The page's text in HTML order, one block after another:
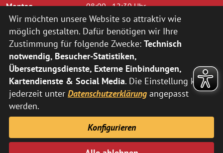
Montag
08:00 - 12:30 Uhr
Dienstag
08.00 - 12.30 Uhr und 14.00 - 16.00
Uhr
Mittwoch
08.00 - 12.30 Uhr
Donnerstag
14.00 - 18.00 Uhr
Freitag
08.00 - 12.00 Uhr
zusätzlich nach vorheriger Terminvereinbarung:
Montag
14:00 - 16:00 Uhr
Donnerstag
Abweichende Sprechzeiten der Fachbereiche können Sie
Wir möchten unsere Website so attraktiv wie
möglich gestalten. Dafür benötigen wir Ihre
Zustimmung für folgende Zwecke: Technisch
notwendig, Besucher-Statistiken,
Übersetzungsdienste, Externe Einbindungen,
Kartendienste & Social Media. Die Einstellung kann
jederzeit unter Datenschutzerklärung angepasst
werden.
Konfigurieren